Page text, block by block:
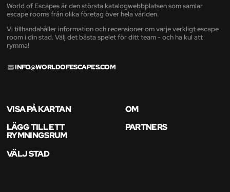
World of Escapes är den största katalogwebbplatsen som samlar
escape rooms från olika företag över hela världen.
Vi tillhandahåller information och recensioner om varje verkligt escape
room i din stad. Välj det bästa spelet för ditt team - och ha kul att
rymma!
INFO@WORLDOFESCAPES.COM
VISA PÅ KARTAN
OM
LÄGG TILL ETT
RYMNINGSRUM
PARTNERS
VÄLJ STAD